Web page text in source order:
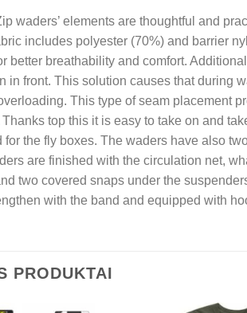
waders’ elements are thoughtful and
includes polyester (70%) and barrier
better breathability and comfort.
in front. This solution causes that during
This type of seam placement
top this it is easy to take on and
for the fly boxes. The waders have also
are finished with the circulation net,
two covered snaps under the
with the band and equipped with
PRODUKTAI